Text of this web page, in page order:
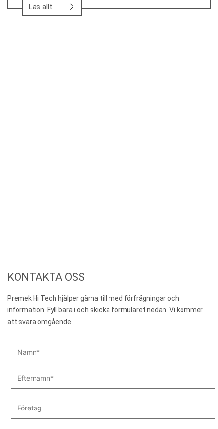
Läs allt
KONTAKTA OSS
Premek Hi Tech hjälper gärna till med förfrågningar och
information. Fyll bara i och skicka formuläret nedan. Vi kommer
att svara omgående.